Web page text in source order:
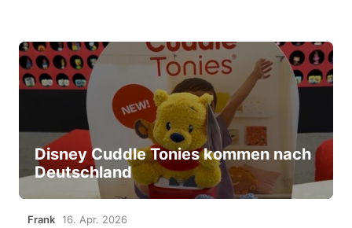
Disney Cuddle Tonies kommen nach
Deutschland
Frank 16. Apr. 2026